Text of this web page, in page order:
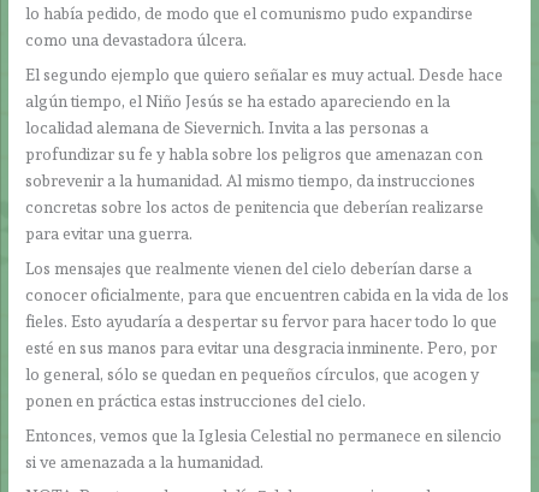
lo había pedido, de modo que el comunismo pudo expandirse
como una devastadora úlcera.
El segundo ejemplo que quiero señalar es muy actual. Desde hace
algún tiempo, el Niño Jesús se ha estado apareciendo en la
localidad alemana de Sievernich. Invita a las personas a
profundizar su fe y habla sobre los peligros que amenazan con
sobrevenir a la humanidad. Al mismo tiempo, da instrucciones
concretas sobre los actos de penitencia que deberían realizarse
para evitar una guerra.
Los mensajes que realmente vienen del cielo deberían darse a
conocer oficialmente, para que encuentren cabida en la vida de los
fieles. Esto ayudaría a despertar su fervor para hacer todo lo que
esté en sus manos para evitar una desgracia inminente. Pero, por
lo general, sólo se quedan en pequeños círculos, que acogen y
ponen en práctica estas instrucciones del cielo.
Entonces, vemos que la Iglesia Celestial no permanece en silencio
si ve amenazada a la humanidad.